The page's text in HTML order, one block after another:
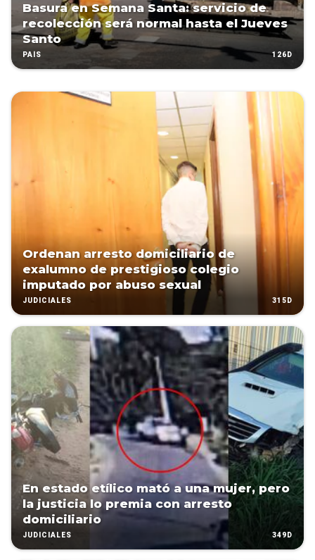
Basura en Semana Santa: servicio de
recolección será normal hasta el Jueves
Santo
PAÍS 126D
Ordenan arresto domiciliario de
exalumno de prestigioso colegio
imputado por abuso sexual
JUDICIALES 315D
En estado etílico mató a una mujer, pero
la justicia lo premia con arresto
domiciliario
JUDICIALES 349D